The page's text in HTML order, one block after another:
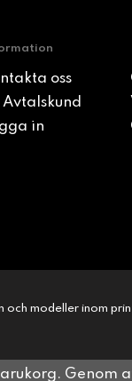
oss
Avtalskund
in
modeller inom